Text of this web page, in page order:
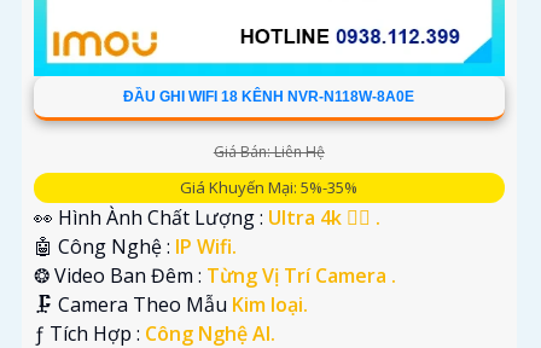
ĐẦU GHI WIFI 18 KÊNH NVR-N118W-8A0E
Giá Bán: Liên Hệ
Giá Khuyến Mại: 5%-35%
👀 Hình Ành Chất Lượng : Ultra 4k 👍🏾 .
🤖️ Công Nghệ : IP Wifi.
❂ Video Ban Đêm : Từng Vị Trí Camera .
🗜️ Camera Theo Mẫu Kim loại.
️ƒ Tích Hợp : Công Nghệ AI.